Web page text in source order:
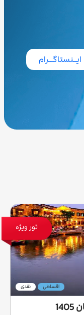
ایــنستاگـــرام
تور ویژه
نقدی اقساطی